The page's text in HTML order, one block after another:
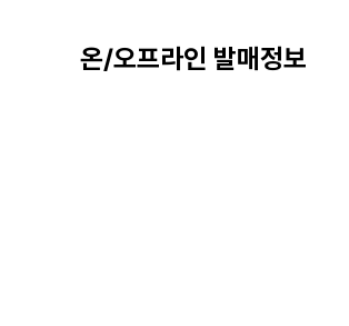
온/오프라인 발매정보